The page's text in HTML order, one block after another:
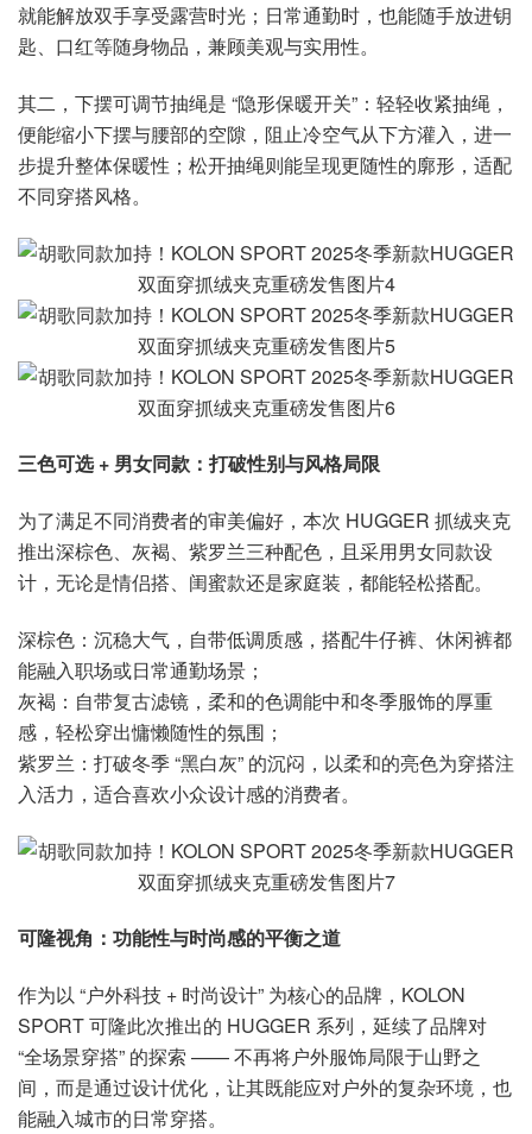
就能解放双手享受露营时光；日常通勤时，也能随手放进钥
匙、口红等随身物品，兼顾美观与实用性。
其二，下摆可调节抽绳是 “隐形保暖开关”：轻轻收紧抽绳，
便能缩小下摆与腰部的空隙，阻止冷空气从下方灌入，进一
步提升整体保暖性；松开抽绳则能呈现更随性的廓形，适配
不同穿搭风格。
三色可选 + 男女同款：打破性别与风格局限
为了满足不同消费者的审美偏好，本次 HUGGER 抓绒夹克
推出深棕色、灰褐、紫罗兰三种配色，且采用男女同款设
计，无论是情侣搭、闺蜜款还是家庭装，都能轻松搭配。
深棕色：沉稳大气，自带低调质感，搭配牛仔裤、休闲裤都
能融入职场或日常通勤场景；
灰褐：自带复古滤镜，柔和的色调能中和冬季服饰的厚重
感，轻松穿出慵懒随性的氛围；
紫罗兰：打破冬季 “黑白灰” 的沉闷，以柔和的亮色为穿搭注
入活力，适合喜欢小众设计感的消费者。
可隆视角：功能性与时尚感的平衡之道
作为以 “户外科技 + 时尚设计” 为核心的品牌，KOLON
SPORT 可隆此次推出的 HUGGER 系列，延续了品牌对
“全场景穿搭” 的探索 —— 不再将户外服饰局限于山野之
间，而是通过设计优化，让其既能应对户外的复杂环境，也
能融入城市的日常穿搭。